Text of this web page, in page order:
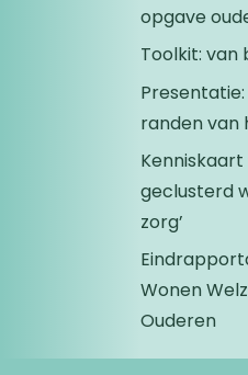
opgave
Toolkit: van
randen van
Kenniskaart
geclusterd
zorg’
Wonen
Ouderen